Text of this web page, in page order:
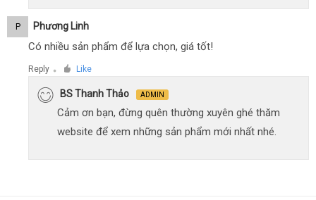
P Phương Linh
Có nhiều sản phẩm để lựa chọn, giá tốt!
Reply ● Like
BS Thanh Thảo ADMIN
Cảm ơn bạn, đừng quên thường xuyên ghé thăm
website để xem những sản phẩm mới nhất nhé.